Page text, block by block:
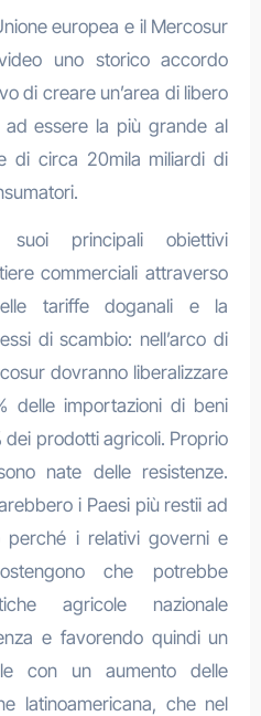
europea e il Mercosur
uno storico accordo
di creare un’area di libero
essere la più grande al
di circa 20mila miliardi di
principali obiettivi
commerciali attraverso
tariffe doganali e la
di scambio: nell’arco di
dovranno liberalizzare
delle importazioni di beni
dei prodotti agricoli. Proprio
nate delle resistenze.
i Paesi più restii ad
perché i relativi governi e
che potrebbe
agricole nazionale
e favorendo quindi un
con un aumento delle
latinoamericana, che nel